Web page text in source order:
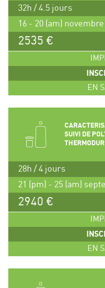
32h / 4.5 jours
16 - 20 (am)
2535 €
EN
SUIVI DE
28h / 4 jours
21 (pm) - 25 (am)
2940 €
EN